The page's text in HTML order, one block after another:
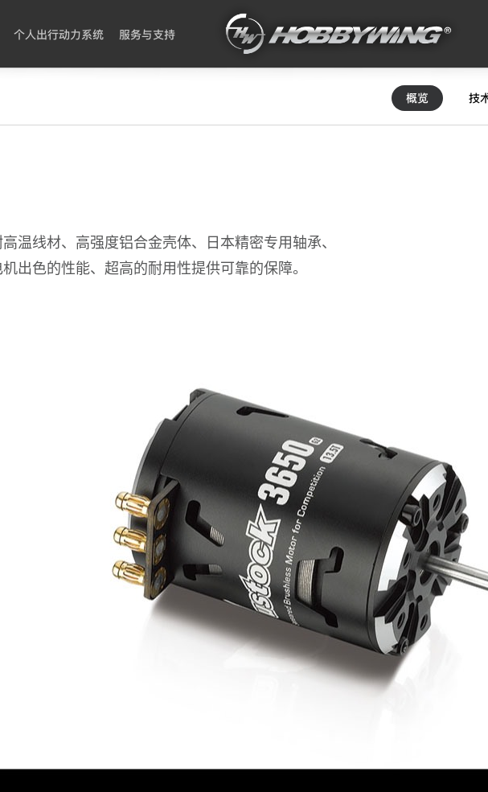
个人出行动力系统 服务与支持
概览 技
温线材、高强度铝合金壳体、日本精密专用轴承、
出色的性能、超高的耐用性提供可靠的保障。